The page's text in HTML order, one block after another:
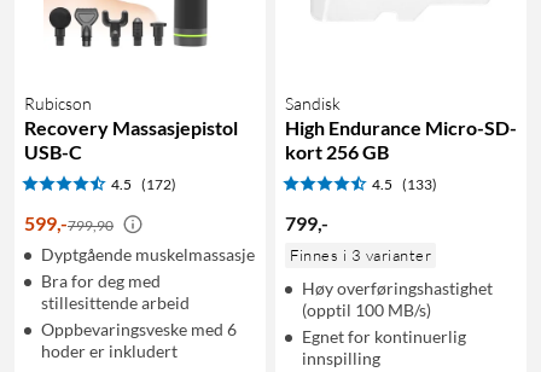
Rubicson
Recovery Massasjepistol
USB-C
4.5 (172)
599,-799,90
Dyptgående muskelmassasje
Bra for deg med
stillesittende arbeid
Oppbevaringsveske med 6
hoder er inkludert
Sandisk
High Endurance Micro-SD-
kort 256 GB
4.5 (133)
799,-
Finnes i 3 varianter
Høy overføringshastighet
(opptil 100 MB/s)
Egnet for kontinuerlig
innspilling